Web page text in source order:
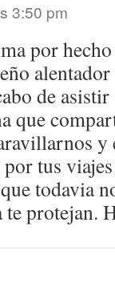
3:50 pm
por
de
que
y
tus
todavia
protejan.